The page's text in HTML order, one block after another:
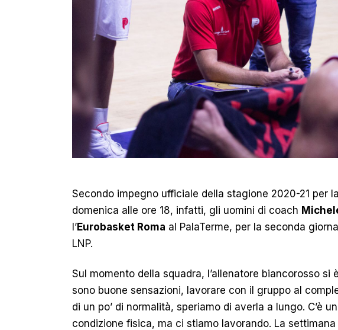
Secondo impegno ufficiale della stagione 2020-21 per la
domenica alle ore 18, infatti, gli uomini di coach
l’Eurobasket Roma al PalaTerme, per la seconda
LNP.
Sul momento della squadra, l’allenatore biancorosso si
sono buone sensazioni, lavorare con il gruppo al
di un po’ di normalità, speriamo di averla a lungo. C’è
condizione fisica, ma ci stiamo lavorando. La